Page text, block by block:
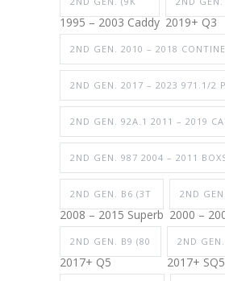
1995 – 2003 Caddy 2019+ Q3
2ND GEN. 2010 – 2018
2ND GEN. 2017 – 2023 971.1/2
2ND GEN. 92A.1 2011 – 2019
2ND GEN. 987 2004 – 2011
2ND GEN. B6 (3T
2008 – 2015 Superb
2ND
2000 –
2ND GEN. B9 (80
2017+ Q5
2ND
2017+ SQ5